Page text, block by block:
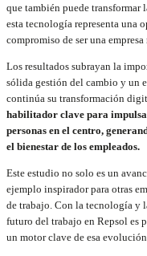
que también puede transformar
esta tecnología representa una
compromiso de ser una
Los resultados subrayan la
sólida gestión del cambio y un
continúa su transformación
habilitador clave para
personas en el centro,
el bienestar de los empleados.
Este estudio no solo es un
ejemplo inspirador para otras
de trabajo. Con la tecnología y
futuro del trabajo en Repsol es
un motor clave de esa evolución.